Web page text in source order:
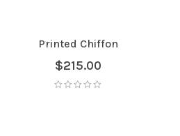
Printed Chiffon
$215.00